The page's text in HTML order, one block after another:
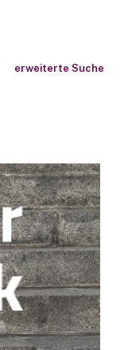
erweiterte Suche